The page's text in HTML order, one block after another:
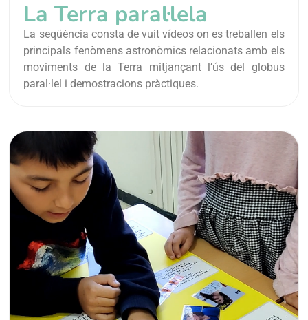
La Terra paral·lela
La seqüència consta de vuit vídeos on es treballen els
principals fenòmens astronòmics relacionats amb els
moviments de la Terra mitjançant l’ús del globus
paral·lel i demostracions pràctiques.